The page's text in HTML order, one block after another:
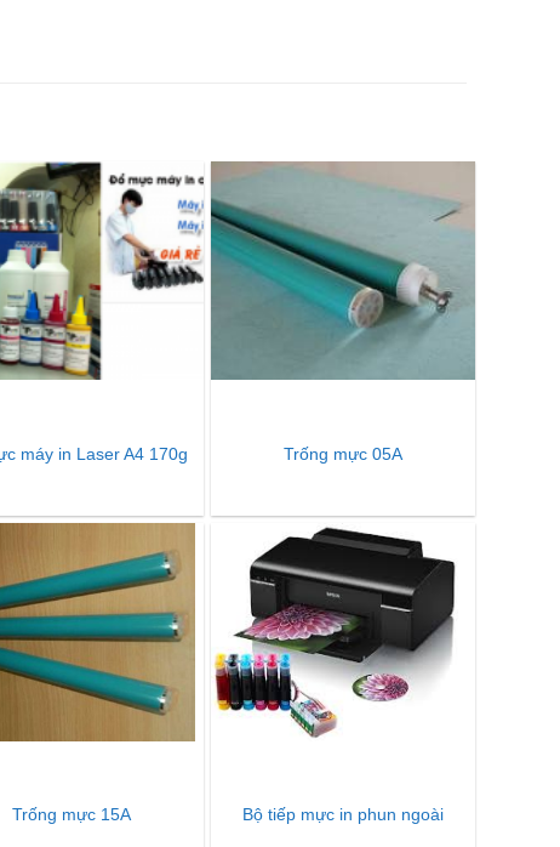
máy in Laser A4 170g Trống mực 05A
Trống mực 15A Bộ tiếp mực in phun ngoài